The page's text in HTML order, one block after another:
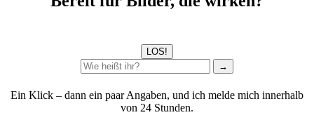
LOS!
→
Ein Klick – dann ein paar Angaben, und ich melde mich innerhalb
von 24 Stunden.